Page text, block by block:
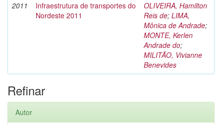
2011
Infraestrutura de transportes do
Nordeste 2011
OLIVEIRA, Hamilton
Reis de; LIMA,
Mônica de Andrade;
MONTE, Kerlen
Andrade do;
MILITÃO, Vivianne
Benevides
Refinar
Autor